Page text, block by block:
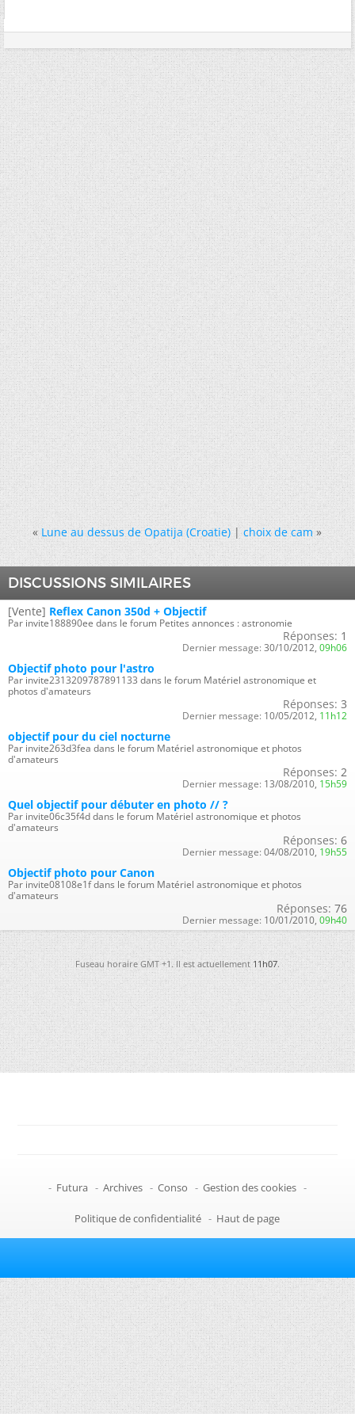
« Lune au dessus de Opatija (Croatie)|choix de cam »
DISCUSSIONS SIMILAIRES
[Vente] Reflex Canon 350d + Objectif
Par invite188890ee dans le forum Petites annonces : astronomie
Réponses: 1
Dernier message: 30/10/2012, 09h06
Objectif photo pour l'astro
Par invite2313209787891133 dans le forum Matériel astronomique et
photos d'amateurs
Réponses: 3
Dernier message: 10/05/2012, 11h12
objectif pour du ciel nocturne
Par invite263d3fea dans le forum Matériel astronomique et photos
d'amateurs
Réponses: 2
Dernier message: 13/08/2010, 15h59
Quel objectif pour débuter en photo // ?
Par invite06c35f4d dans le forum Matériel astronomique et photos
d'amateurs
Réponses: 6
Dernier message: 04/08/2010, 19h55
Objectif photo pour Canon
Par invite08108e1f dans le forum Matériel astronomique et photos
d'amateurs
Réponses: 76
Dernier message: 10/01/2010, 09h40
Fuseau horaire GMT +1. Il est actuellement11h07.
- Futura - Archives - Conso - Gestion des cookies -
Politique de confidentialité - Haut de page